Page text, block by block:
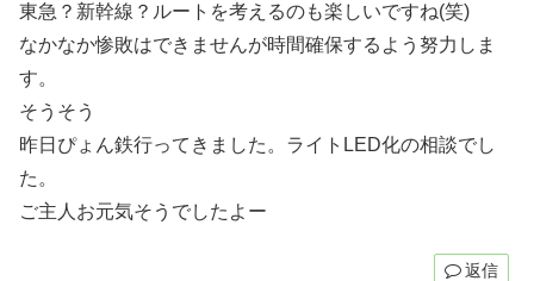
東急？新幹線？ルートを考えるのも楽しいですね(笑)
なかなか惨敗はできませんが時間確保するよう努力しま
す。
そうそう
昨日ぴょん鉄行ってきました。ライトLED化の相談でし
た。
ご主人お元気そうでしたよー
返信